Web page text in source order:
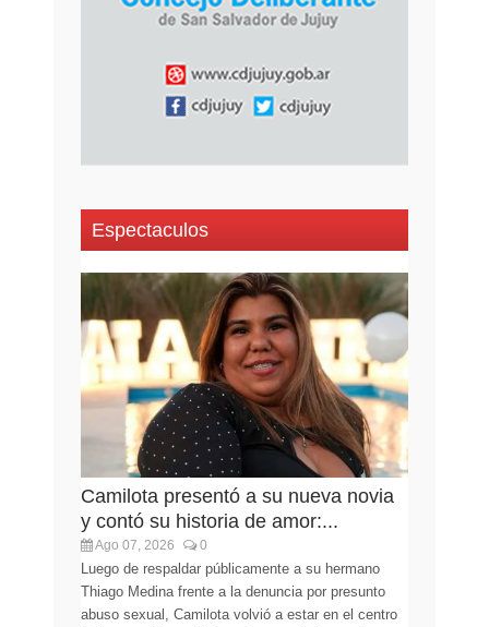
Espectaculos
Camilota presentó a su nueva novia
y contó su historia de amor:...
Ago 07, 2026 0
Luego de respaldar públicamente a su hermano
Thiago Medina frente a la denuncia por presunto
abuso sexual, Camilota volvió a estar en el centro